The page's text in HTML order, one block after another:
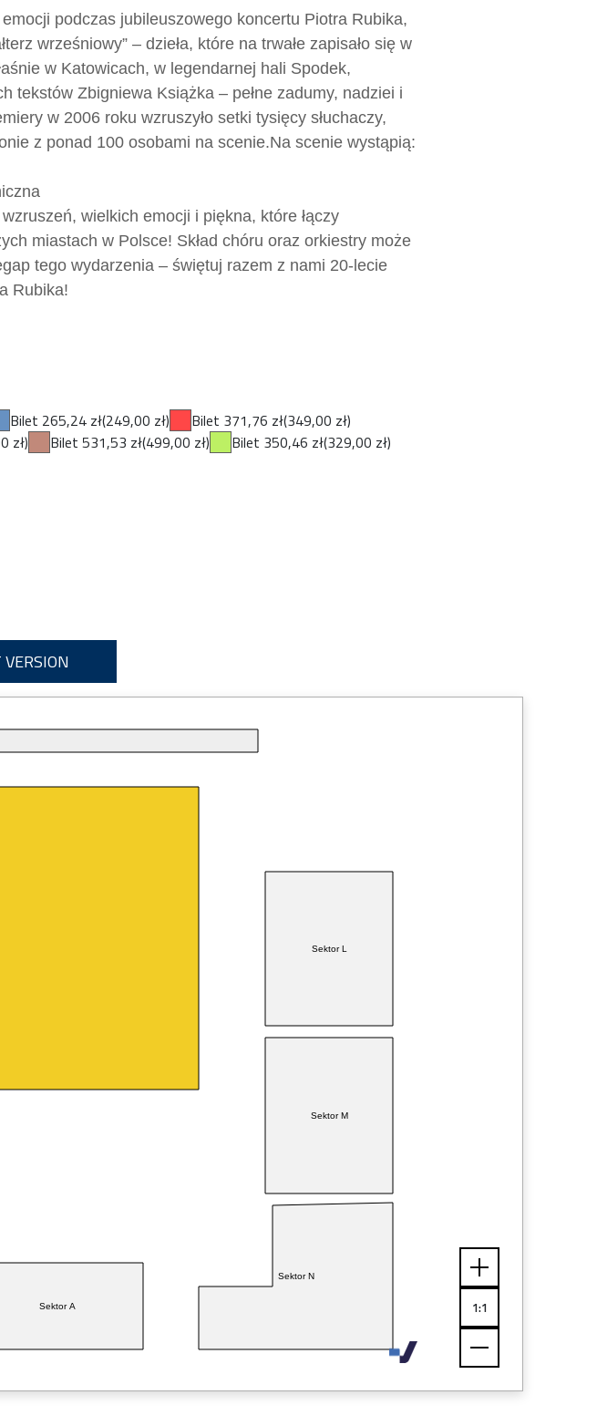
podczas jubileuszowego koncertu Piotra Rubika,
wrześniowy” – dzieła, które na trwałe zapisało się w
w Katowicach, w legendarnej hali Spodek,
tekstów Zbigniewa Książka – pełne zadumy, nadziei i
w 2006 roku wzruszyło setki tysięcy słuchaczy,
z ponad 100 osobami na scenie.Na scenie wystąpią:
wielkich emocji i piękna, które łączy
miastach w Polsce! Skład chóru oraz orkiestry może
tego wydarzenia – świętuj razem z nami 20-lecie
Rubika!
Bilet 265,24 zł(249,00 zł) Bilet 371,76 zł(349,00 zł)
zł) Bilet 531,53 zł(499,00 zł) Bilet 350,46 zł(329,00 zł)
Sektor A
Sektor N
Sektor L
Sektor M